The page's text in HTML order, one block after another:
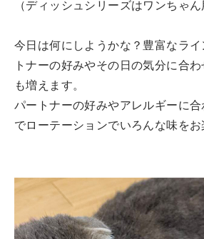
（ディッシュシリーズはワンちゃん
今日は何にしようかな？豊富なラ
トナーの好みやその日の気分に合
も増えます。
パートナーの好みやアレルギーに合
でローテーションでいろんな味をお